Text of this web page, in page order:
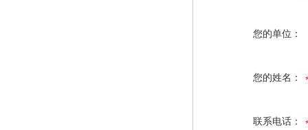
您的单位：
您的姓名：
联系电话：